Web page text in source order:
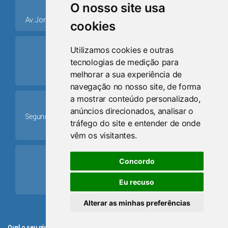
O nosso site usa
cookies
Utilizamos cookies e outras
tecnologias de medição para
melhorar a sua experiência de
navegação no nosso site, de forma
a mostrar conteúdo personalizado,
anúncios direcionados, analisar o
tráfego do site e entender de onde
vêm os visitantes.
Concordo
Eu recuso
Alterar as minhas preferências
place
Av. Jorge Dariva, 1211, Centro CEP: 95520.000 - Osório/RS
ring_volume
Telefone
(51) 9 8024-0884
Schedule
Segunda-feira a Sexta-feira: 08h às 12h e das 13h30min às
17h30min
mail
Email
camaraosorio@gmail.com